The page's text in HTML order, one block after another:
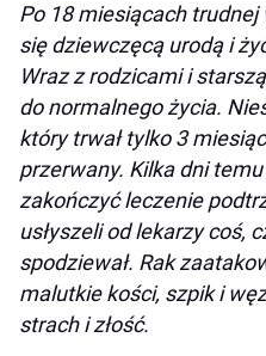
Po 18 miesiącach trudnej
się dziewczęcą urodą i
Wraz z rodzicami i
do normalnego życia.
który trwał tylko 3
przerwany. Kilka dni
zakończyć leczenie
usłyszeli od lekarzy coś,
spodziewał. Rak
malutkie kości, szpik i
strach i złość.